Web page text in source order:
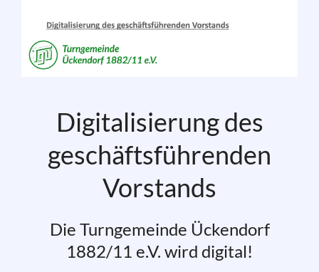
Digitalisierung des
geschäftsführenden
Vorstands
Die Turngemeinde Ückendorf
1882/11 e.V. wird digital!